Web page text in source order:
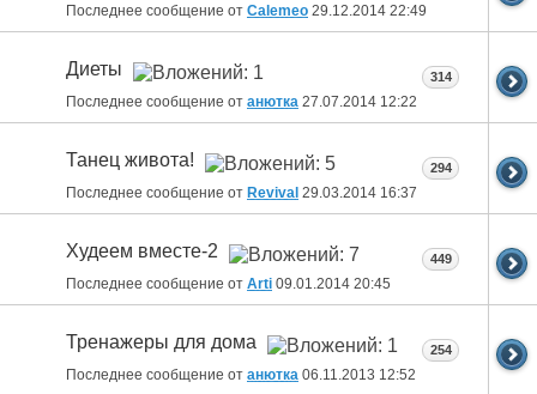
Последнее сообщение от Calemeo 29.12.2014 22:49
Диеты
Последнее сообщение от анютка 27.07.2014 12:22
314
Танец живота!
Последнее сообщение от Revival 29.03.2014 16:37
294
Худеем вместе-2
Последнее сообщение от Arti 09.01.2014 20:45
449
Тренажеры для дома
Последнее сообщение от анютка 06.11.2013 12:52
254